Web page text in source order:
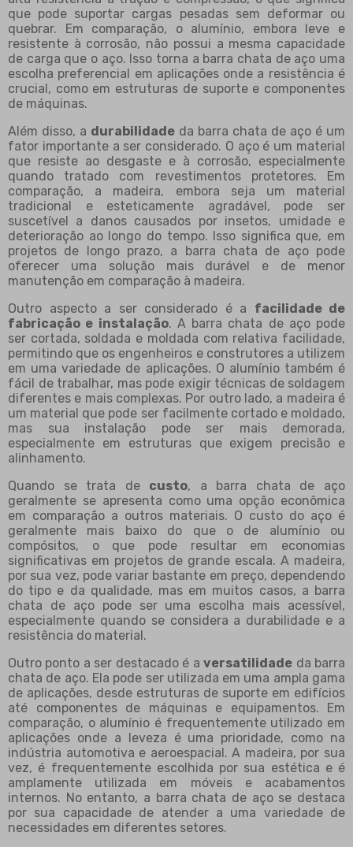
que pode suportar cargas pesadas sem deformar ou
quebrar. Em comparação, o alumínio, embora leve e
resistente à corrosão, não possui a mesma capacidade
de carga que o aço. Isso torna a barra chata de aço uma
escolha preferencial em aplicações onde a resistência é
crucial, como em estruturas de suporte e componentes
de máquinas.
Além disso, a durabilidade da barra chata de aço é um
fator importante a ser considerado. O aço é um material
que resiste ao desgaste e à corrosão, especialmente
quando tratado com revestimentos protetores. Em
comparação, a madeira, embora seja um material
tradicional e esteticamente agradável, pode ser
suscetível a danos causados por insetos, umidade e
deterioração ao longo do tempo. Isso significa que, em
projetos de longo prazo, a barra chata de aço pode
oferecer uma solução mais durável e de menor
manutenção em comparação à madeira.
Outro aspecto a ser considerado é a facilidade de
fabricação e instalação. A barra chata de aço pode
ser cortada, soldada e moldada com relativa facilidade,
permitindo que os engenheiros e construtores a utilizem
em uma variedade de aplicações. O alumínio também é
fácil de trabalhar, mas pode exigir técnicas de soldagem
diferentes e mais complexas. Por outro lado, a madeira é
um material que pode ser facilmente cortado e moldado,
mas sua instalação pode ser mais demorada,
especialmente em estruturas que exigem precisão e
alinhamento.
Quando se trata de custo, a barra chata de aço
geralmente se apresenta como uma opção econômica
em comparação a outros materiais. O custo do aço é
geralmente mais baixo do que o de alumínio ou
compósitos, o que pode resultar em economias
significativas em projetos de grande escala. A madeira,
por sua vez, pode variar bastante em preço, dependendo
do tipo e da qualidade, mas em muitos casos, a barra
chata de aço pode ser uma escolha mais acessível,
especialmente quando se considera a durabilidade e a
resistência do material.
Outro ponto a ser destacado é aversatilidade da barra
chata de aço. Ela pode ser utilizada em uma ampla gama
de aplicações, desde estruturas de suporte em edifícios
até componentes de máquinas e equipamentos. Em
comparação, o alumínio é frequentemente utilizado em
aplicações onde a leveza é uma prioridade, como na
indústria automotiva e aeroespacial. A madeira, por sua
vez, é frequentemente escolhida por sua estética e é
amplamente utilizada em móveis e acabamentos
internos. No entanto, a barra chata de aço se destaca
por sua capacidade de atender a uma variedade de
necessidades em diferentes setores.